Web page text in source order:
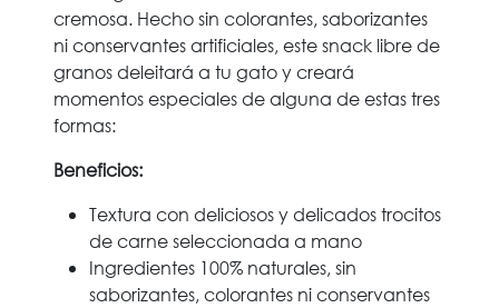
cremosa. Hecho sin colorantes, saborizantes
ni conservantes artificiales, este snack libre de
granos deleitará a tu gato y creará
momentos especiales de alguna de estas tres
formas:
Beneficios:
Textura con deliciosos y delicados trocitos
de carne seleccionada a mano
Ingredientes 100% naturales, sin
saborizantes, colorantes ni conservantes